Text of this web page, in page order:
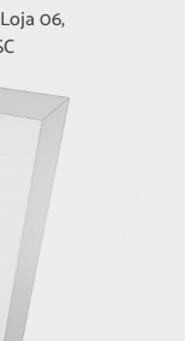
06,